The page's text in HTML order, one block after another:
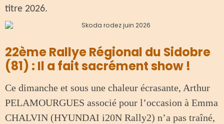
titre 2026.
22ème Rallye Régional du Sidobre
(81) : Il a fait sacrément show !
Ce dimanche et sous une chaleur écrasante, Arthur
PELAMOURGUES associé pour l’occasion à Emma
CHALVIN (HYUNDAI i20N Rally2) n’a pas traîné,